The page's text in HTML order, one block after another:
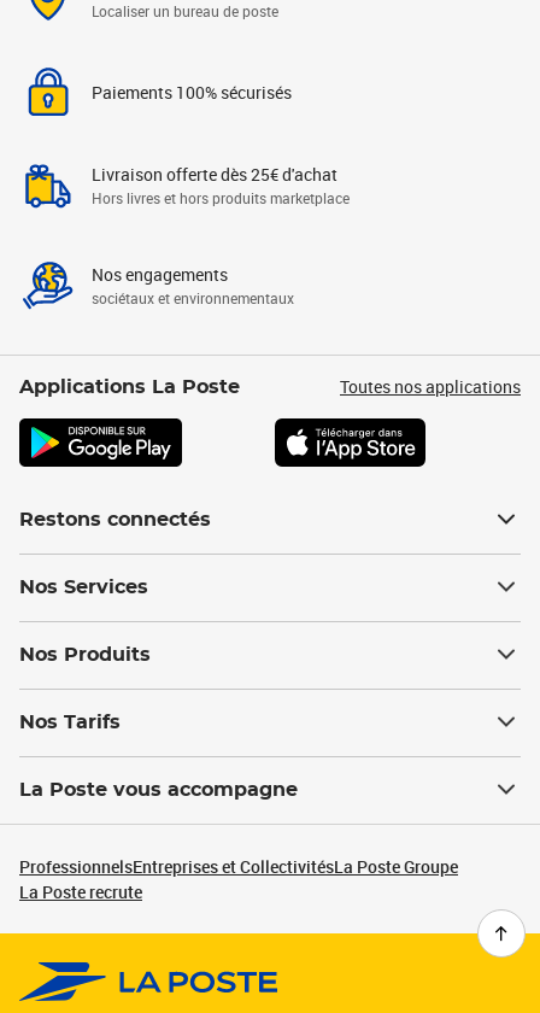
Localiser un bureau de poste
Paiements 100% sécurisés
Livraison offerte dès 25€ d'achat
Hors livres et hors produits marketplace
Nos engagements
sociétaux et environnementaux
Applications La Poste Toutes nos applications
Restons connectés
Nos Services
Nos Produits
Nos Tarifs
La Poste vous accompagne
ProfessionnelsEntreprises et CollectivitésLa Poste Groupe
La Poste recrute